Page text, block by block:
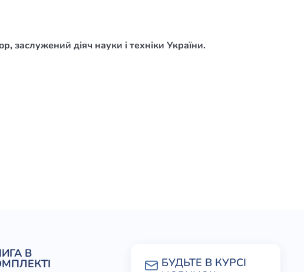
заслужений діяч науки і техніки України.
В